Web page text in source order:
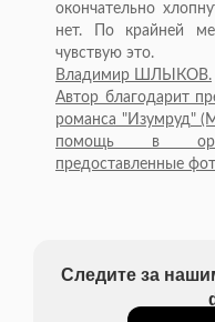
окончательно
нет. По крайней
чувствую это.
Владимир ШЛЫКОВ.
Автор благодарит
романса "Изумруд"
помощь в
предоставленные
Следите за